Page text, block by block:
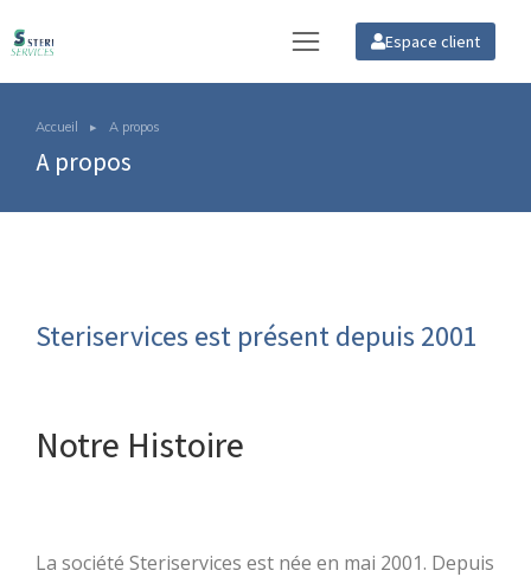
Espace client
Vous êtes ici :
Accueil A propos
A propos
Steriservices est présent depuis 2001
Notre Histoire
La société Steriservices est née en mai 2001. Depuis